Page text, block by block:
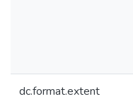
dc.format.extent